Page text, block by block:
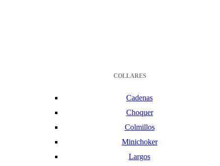
COLLARES
Cadenas
Choquer
Colmillos
Minichoker
Largos